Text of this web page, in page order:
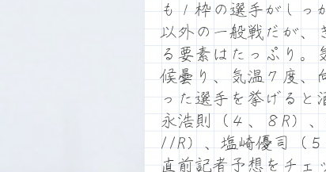
も１枠の選手がしっ
以外の一般戦だが、
る要素はたっぷり。
候曇り、気温７度、
った選手を挙げると
永浩則（４、８R）
11R）、塩崎優司（
直前記者予想をチェ